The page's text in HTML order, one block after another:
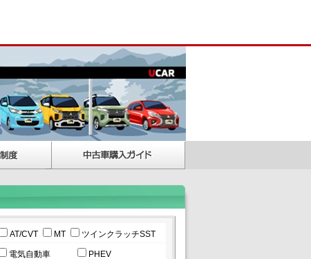
AT/CVT MT ツインクラッチSST
電気自動車 PHEV